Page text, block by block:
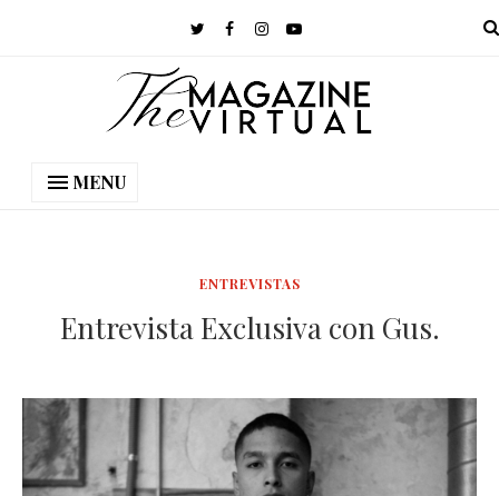
MENU
ENTREVISTAS
Entrevista Exclusiva con Gus.